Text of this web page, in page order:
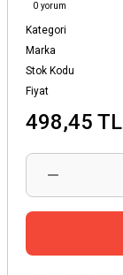
0 yorum
Kategori
Marka
Stok Kodu
Fiyat
498,45 TL